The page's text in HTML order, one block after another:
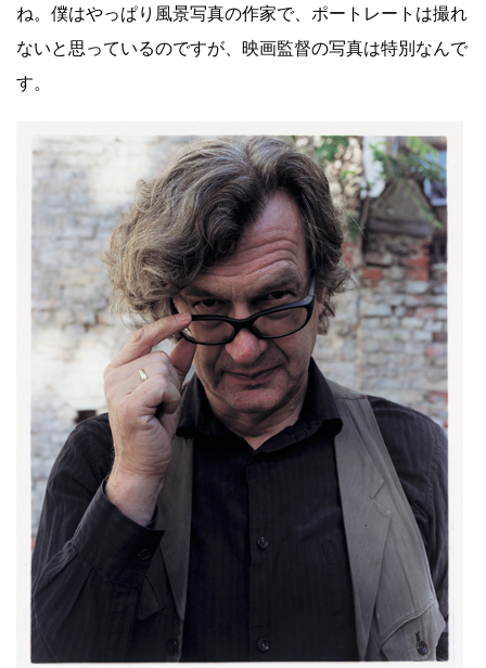
ね。僕はやっぱり風景写真の作家で、ポートレートは撮れ
ないと思っているのですが、映画監督の写真は特別なんで
す。